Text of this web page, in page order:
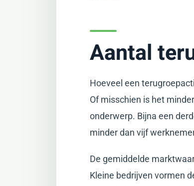
Aantal
Hoeveel een
Of misschien is het
onderwerp. Bijna een
minder dan vijf
De gemiddelde
Kleine bedrijven vormen